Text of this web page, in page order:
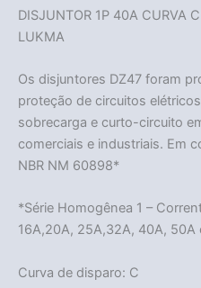
DISJUNTOR 1P 40A CURVA
LUKMA
Os disjuntores DZ47 foram
proteção de circuitos
sobrecarga e curto-circuito
comerciais e industriais. Em
NBR NM 60898*
*Série Homogênea 1 –
16A,20A, 25A,32A, 40A, 50A
Curva de disparo: C